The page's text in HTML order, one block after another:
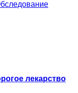
лекарство